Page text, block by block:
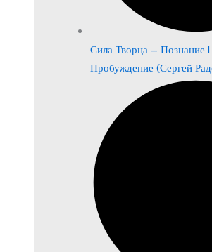
Сила Творца – Познание
Пробуждение (Сергей